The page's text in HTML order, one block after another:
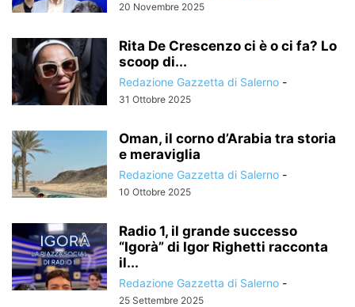
20 Novembre 2025
Rita De Crescenzo ci è o ci fa? Lo
scoop di...
Redazione Gazzetta di Salerno -
31 Ottobre 2025
Oman, il corno d’Arabia tra storia
e meraviglia
Redazione Gazzetta di Salerno -
10 Ottobre 2025
Radio 1, il grande successo
“Igorà” di Igor Righetti racconta
il...
Redazione Gazzetta di Salerno -
25 Settembre 2025